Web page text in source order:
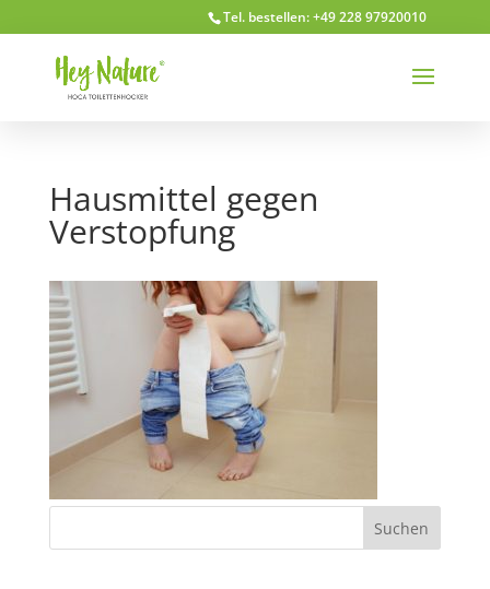
Tel. bestellen: +49 228 97920010
Hausmittel gegen
Verstopfung